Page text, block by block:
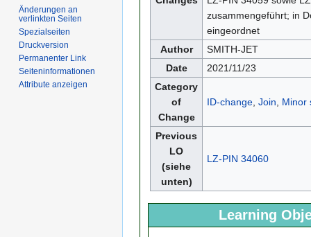
zusammengeführt; in
eingeordnet
Author
SMITH-JET
Date
2021/11/23
Category
of
Change
ID-change, Join Minor
Previous
LO
(siehe
unten)
LZ-PIN 34060
Learning
Änderungen an
verlinkten Seiten
Spezialseiten
Druckversion
Permanenter Link
Seiten­­informationen
Attribute anzeigen